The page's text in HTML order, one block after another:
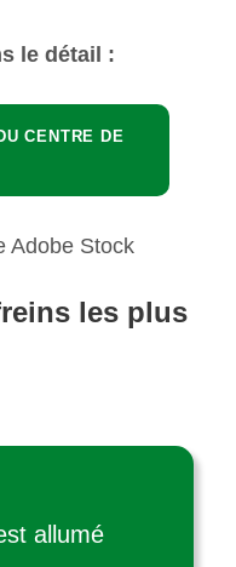
le détail :
CENTRE DE
Adobe Stock
les plus
allumé